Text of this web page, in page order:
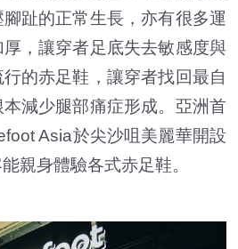
趾的正常生長，亦有很多運
，讓穿者足底失去敏感度與
的赤足鞋，讓穿者找回最自
減少腿部痛症形成。亞洲首
Asia於尖沙咀美麗華開設
親身體驗各式赤足鞋。